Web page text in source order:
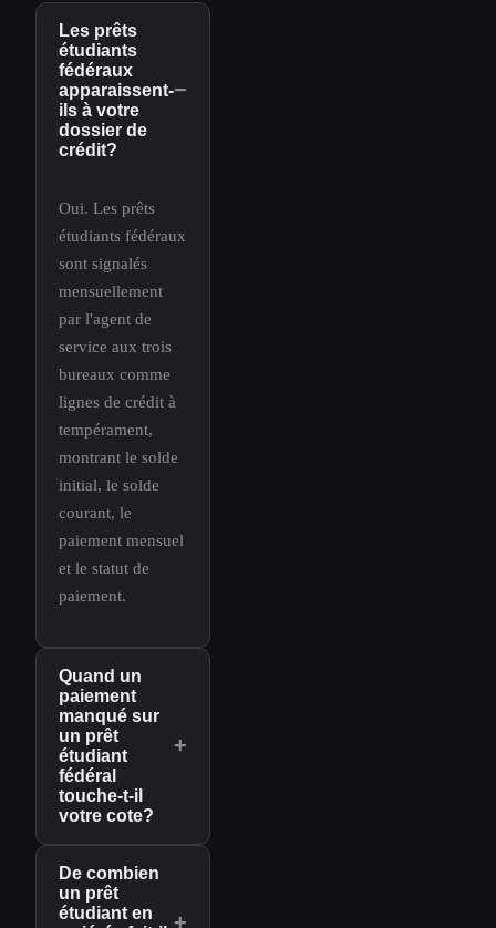
Les prêts
étudiants
fédéraux
apparaissent-
ils à votre
dossier de
crédit?
−
Oui. Les prêts
étudiants fédéraux
sont signalés
mensuellement
par l'agent de
service aux trois
bureaux comme
lignes de crédit à
tempérament,
montrant le solde
initial, le solde
courant, le
paiement mensuel
et le statut de
paiement.
Quand un
paiement
manqué sur
un prêt
étudiant
fédéral
touche-t-il
votre cote?
+
De combien
un prêt
étudiant en
+